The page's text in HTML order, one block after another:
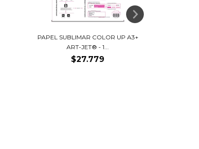
PAPEL SUBLIMAR COLOR UP A3+
ART-JET® - 1...
$27.779